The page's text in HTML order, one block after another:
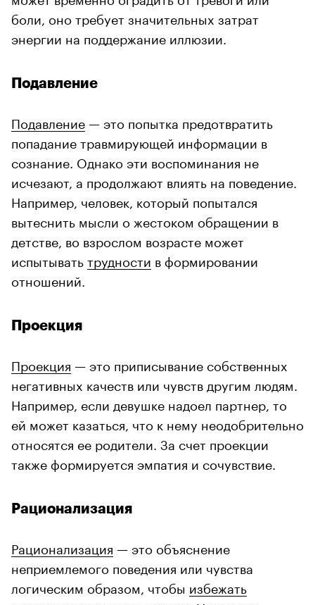
боли, оно требует значительных затрат
энергии на поддержание иллюзии.
Подавление
Подавление — это попытка предотвратить
попадание травмирующей информации в
сознание. Однако эти воспоминания не
исчезают, а продолжают влиять на поведение.
Например, человек, который попытался
вытеснить мысли о жестоком обращении в
детстве, во взрослом возрасте может
испытыватьтрудности в формировании
отношений.
Проекция
Проекция — это приписывание собственных
негативных качеств или чувств другим людям.
Например, если девушке надоел партнер, то
ей может казаться, что к нему неодобрительно
относятся ее родители. За счет проекции
также формируется эмпатия и сочувствие.
Рационализация
Рационализация — это объяснение
неприемлемого поведения или чувства
логическим образом, чтобы избежать